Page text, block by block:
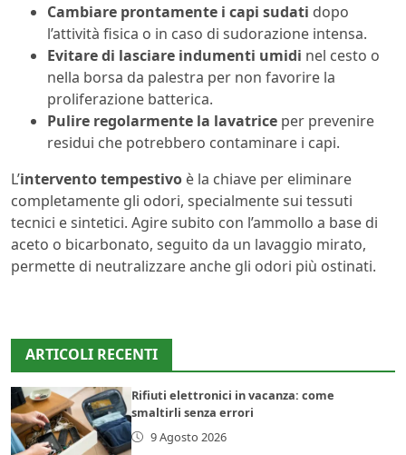
Cambiare prontamente i capi sudati dopo
l’attività fisica o in caso di sudorazione intensa.
Evitare di lasciare indumenti umidi nel cesto o
nella borsa da palestra per non favorire la
proliferazione batterica.
Pulire regolarmente la lavatrice per prevenire
residui che potrebbero contaminare i capi.
L’intervento tempestivo è la chiave per eliminare
completamente gli odori, specialmente sui tessuti
tecnici e sintetici. Agire subito con l’ammollo a base di
aceto o bicarbonato, seguito da un lavaggio mirato,
permette di neutralizzare anche gli odori più ostinati.
ARTICOLI RECENTI
Rifiuti elettronici in vacanza: come
smaltirli senza errori
9 Agosto 2026